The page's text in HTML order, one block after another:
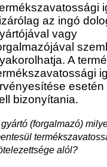
az ingó
vagy
A
esetén
bizonyítania.
gyártó (forgalmazó)
alól?